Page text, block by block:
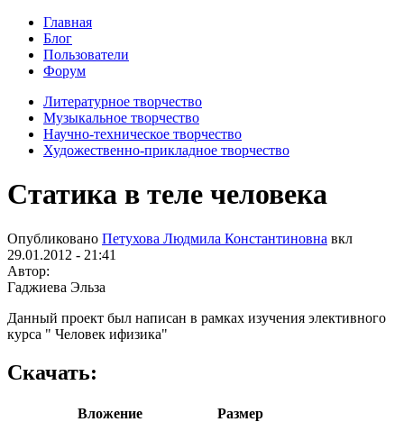
Главная
Блог
Пользователи
Форум
Литературное творчество
Музыкальное творчество
Научно-техническое творчество
Художественно-прикладное творчество
Статика в теле человека
Опубликовано Петухова Людмила Константиновна вкл
29.01.2012 - 21:41
Автор:
Гаджиева Эльза
Данный проект был написан в рамках изучения элективного
курса " Человек ифизика"
Скачать:
Вложение
Размер